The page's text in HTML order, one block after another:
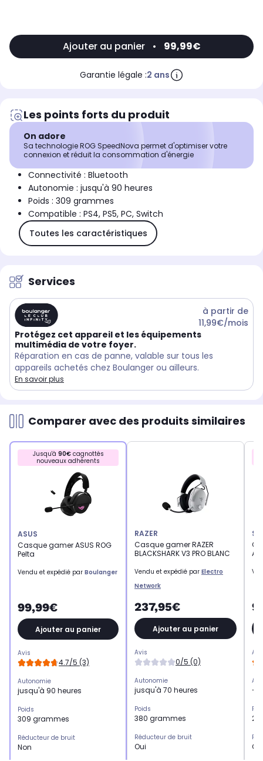
Ajouter au panier • 99,99€
Garantie légale :2 ans
Les points forts du produit
On adore
Sa technologie ROG SpeedNova permet d'optimiser votre
connexion et réduit la consommation d'énergie
Connectivité : Bluetooth
Autonomie : jusqu'à 90 heures
Poids : 309 grammes
Compatible : PS4, PS5, PC, Switch
Toutes les caractéristiques
Services
à partir de
11,99€/mois
Protégez cet appareil et les équipements
multimédia de votre foyer.
Réparation en cas de panne, valable sur tous les
appareils achetés chez Boulanger ou ailleurs.
En savoir plus
Comparer avec des produits similaires
Jusqu'à 90€cagnottés
nouveaux adhérents
ASUS
Casque gamer ASUS ROG
Pelta
Vendu et expédié par Boulanger
99,99€
Ajouter au panier
Avis
4.7/5 (3)
Autonomie
jusqu'à 90 heures
Poids
309 grammes
Réducteur de bruit
Non
RAZER
Casque gamer RAZER
BLACKSHARK V3 PRO BLANC
Vendu et expédié par Electro
Network
237,95€
Ajouter au panier
Avis
0/5 (0)
Autonomie
jusqu'à 70 heures
Poids
380 grammes
Réducteur de bruit
Oui
-
Oui